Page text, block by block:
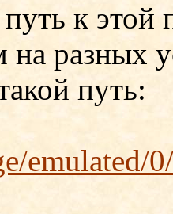
путь к
на разных
путь:
emulated/